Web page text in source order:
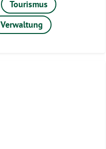
Tourismus
Verwaltung